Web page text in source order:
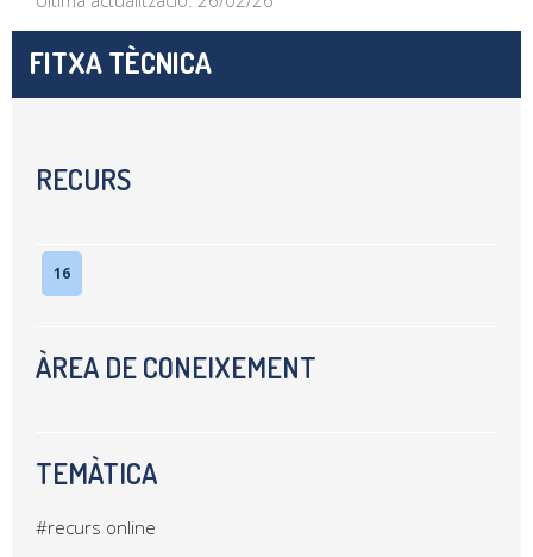
FITXA TÈCNICA
RECURS
16
ÀREA DE CONEIXEMENT
TEMÀTICA
#recurs online